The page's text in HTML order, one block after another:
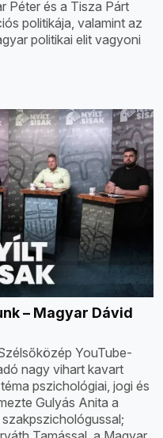
Péter és a Tisza Párt
politikája, valamint az
politikai elit vagyoni
– Magyar Dávid
YouTube-
nagy vihart kavart
pszichológiai, jogi és
Gulyás Anita a